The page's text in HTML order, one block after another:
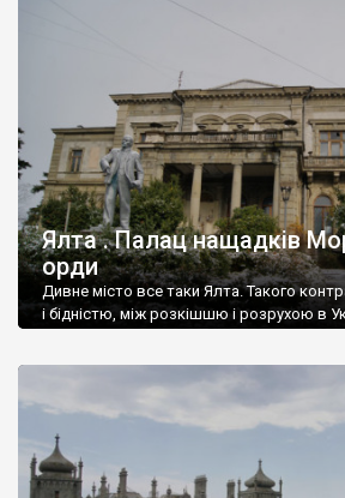
Ялта . Палац нащадків
орди
Дивне місто все таки Ялта. Такого
і бідністю, між розкішшю і розрухою в